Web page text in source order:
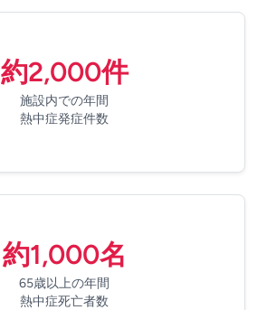
約2,000件
施設内での年間
熱中症発症件数
約1,000名
65歳以上の年間
熱中症死亡者数